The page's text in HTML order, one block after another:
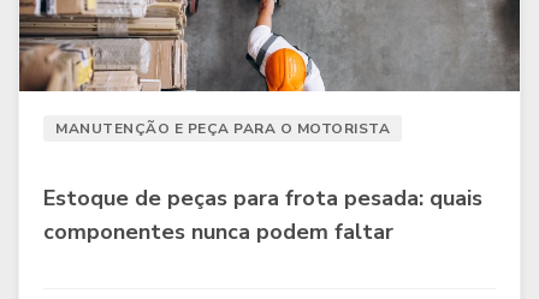
MANUTENÇÃO E PEÇA PARA O MOTORISTA
Estoque de peças para frota pesada: quais
componentes nunca podem faltar